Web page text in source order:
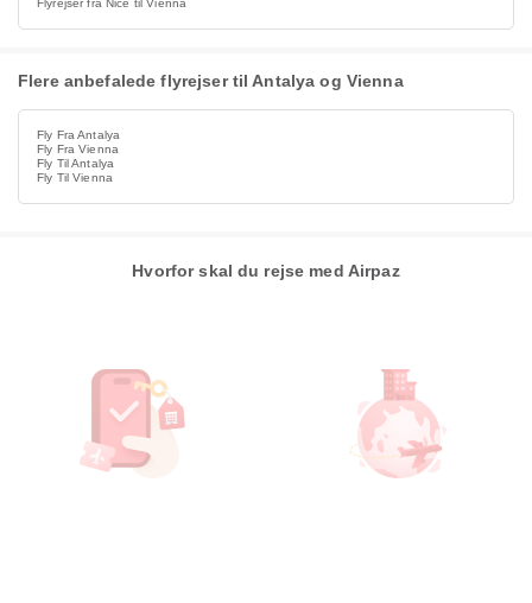
Flyrejser fra Nice til Vienna
Flere anbefalede flyrejser til Antalya og Vienna
Fly Fra Antalya
Fly Fra Vienna
Fly Til Antalya
Fly Til Vienna
Hvorfor skal du rejse med Airpaz